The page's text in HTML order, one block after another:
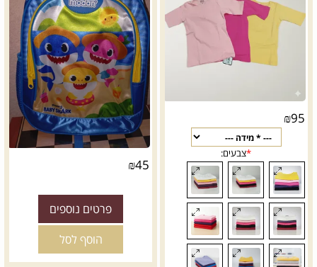
₪95
₪45
פרטים נוספים
הוסף לסל